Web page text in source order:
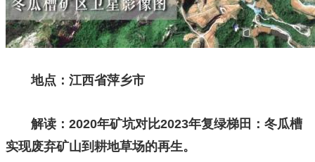
地点：江西省萍乡市
解读：2020年矿坑对比2023年复绿梯田：冬瓜槽
实现废弃矿山到耕地草场的再生。